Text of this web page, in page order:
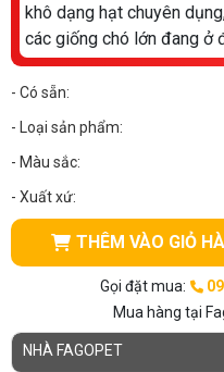
Chính sách bảo hành
Chính
LIÊN HỆ
khô dạng hạt chuyên
các giống chó lớn đang ở
- Có sẵn:
- Loại sản phẩm:
- Màu sắc:
- Xuất xứ:
THÊM VÀO GIỎ
Gọi đặt mua:
Mua hàng tại
NHÀ FAGOPET